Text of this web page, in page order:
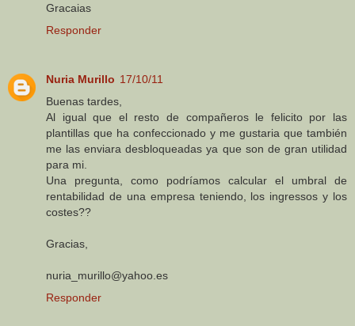
Gracaias
Responder
Nuria Murillo 17/10/11
Buenas tardes,
Al igual que el resto de compañeros le felicito por las
plantillas que ha confeccionado y me gustaria que también
me las enviara desbloqueadas ya que son de gran utilidad
para mi.
Una pregunta, como podríamos calcular el umbral de
rentabilidad de una empresa teniendo, los ingressos y los
costes??
Gracias,
nuria_murillo@yahoo.es
Responder